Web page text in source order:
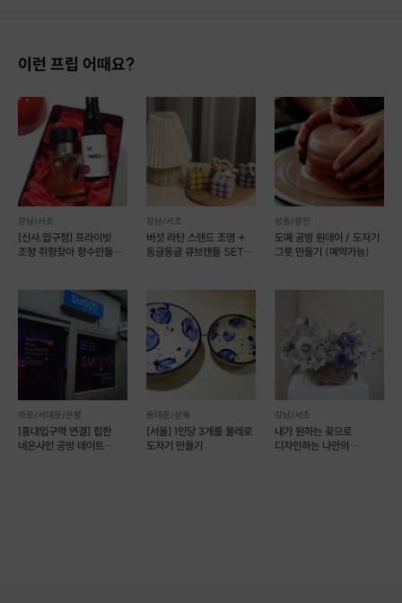
가장 아름다운 향을 만들 수 있도록
200여종의 다양한 향에서
내가 원하는 향을 선택할 수 있습니다.
✔ 전문조향사가 도와주기 때문에
어렵지 않게 원하는 향을 선택하고 만드실 수 있습니다.
✔ 현 아카데미 운영 경험을 바탕으로
더욱 체계적인 수업이 이루어집니다.
이런 프립 어때요?
강남/서초
[신사.압구정] 프라이빗
조향 취향찾아 향수만들기
강남/서초
버섯 라탄 스탠드 조명 +
동글동글 큐브캔들 SET
성동/광진
도예 공방 원데이 / 도자기
그릇 만들기 (예약가능)
마포/서대문/은평
[홍대입구역 연결] 힙한
네온사인 공방 데이트
동대문/성북
[서울] 1인당 3개를 물레로
도자기 만들기
강남/서초
내가 원하는 꽃으로
디자인하는 나만의